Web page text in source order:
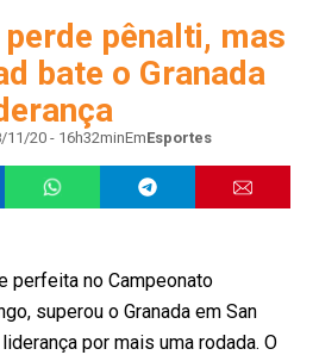
pênalti, mas
bate o Granada
11/20 - 16h32minEmEsportes
perfeita no Campeonato
superou o Granada em San
por mais uma rodada. O